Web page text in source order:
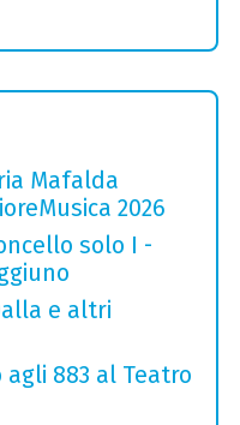
Mafalda
2026
solo I -
e altri
883 al Teatro